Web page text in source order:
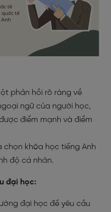
phản hồi rõ ràng về
ngữ của người học,
điểm mạnh và điểm
chọn khóa học tiếng Anh
độ cá nhân.
đại học:
đại học đề yêu cầu